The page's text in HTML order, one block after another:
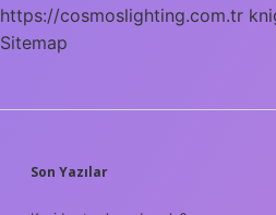
https://cosmoslighting.com.tr
Sitemap
SIDEBAR
Son Yazılar